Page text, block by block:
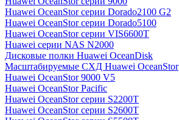
Huawei OceanStor серии Dorado2100 G2
Huawei OceanStor серии Dorado5100
Huawei OceanStor серии VIS6600T
Huawei серии NAS N2000
Дисковые полки Huawei OceanDisk
Масштабируемые СХД Huawei OceanStor
Huawei OceanStor 9000 V5
Huawei OceanStor Pacific
Huawei OceanStor серии S2200T
Huawei OceanStor серии S2600T